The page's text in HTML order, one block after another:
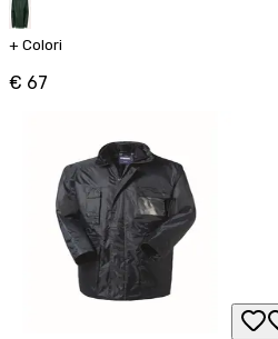
+ Colori
€ 67